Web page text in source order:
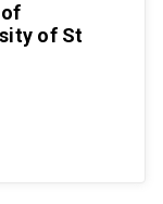
of St